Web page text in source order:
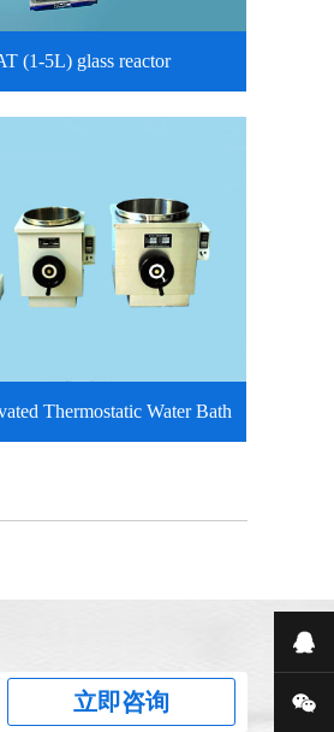
(1-5L) glass reactor
Thermostatic Water Bath
立即咨询
在
微